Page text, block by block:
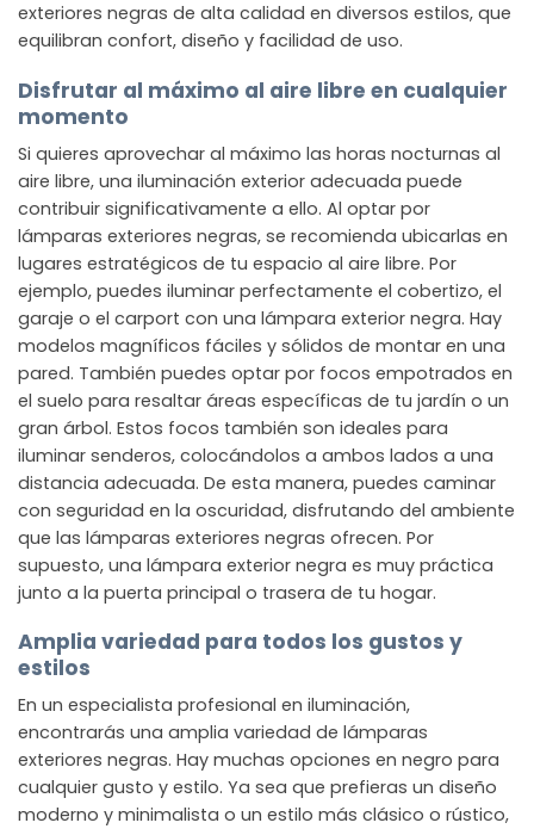
exteriores negras de alta calidad en diversos estilos, que
equilibran confort, diseño y facilidad de uso.
Disfrutar al máximo al aire libre en cualquier
momento
Si quieres aprovechar al máximo las horas nocturnas al
aire libre, una iluminación exterior adecuada puede
contribuir significativamente a ello. Al optar por
lámparas exteriores negras, se recomienda ubicarlas en
lugares estratégicos de tu espacio al aire libre. Por
ejemplo, puedes iluminar perfectamente el cobertizo, el
garaje o el carport con una lámpara exterior negra. Hay
modelos magníficos fáciles y sólidos de montar en una
pared. También puedes optar por focos empotrados en
el suelo para resaltar áreas específicas de tu jardín o un
gran árbol. Estos focos también son ideales para
iluminar senderos, colocándolos a ambos lados a una
distancia adecuada. De esta manera, puedes caminar
con seguridad en la oscuridad, disfrutando del ambiente
que las lámparas exteriores negras ofrecen. Por
supuesto, una lámpara exterior negra es muy práctica
junto a la puerta principal o trasera de tu hogar.
Amplia variedad para todos los gustos y
estilos
En un especialista profesional en iluminación,
encontrarás una amplia variedad de lámparas
exteriores negras. Hay muchas opciones en negro para
cualquier gusto y estilo. Ya sea que prefieras un diseño
moderno y minimalista o un estilo más clásico o rústico,